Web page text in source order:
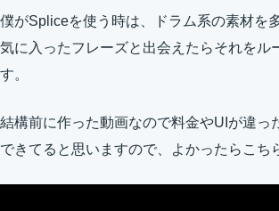
僕がSpliceを使う時は、ドラム系の素材を
気に入ったフレーズと出会えたらそれをル
す。
結構前に作った動画なので料金やUIが違
できてると思いますので、よかったらこち